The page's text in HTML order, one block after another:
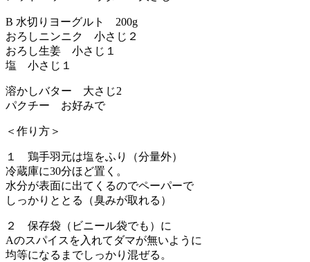
B 水切りヨーグルト 200g
おろしニンニク 小さじ２
おろし生姜 小さじ１
塩 小さじ１
溶かしバター 大さじ2
パクチー お好みで
＜作り方＞
１ 鶏手羽元は塩をふり（分量外）
冷蔵庫に30分ほど置く。
水分が表面に出てくるのでペーパーで
しっかりととる（臭みが取れる）
２ 保存袋（ビニール袋でも）に
Aのスパイスを入れてダマが無いように
均等になるまでしっかり混ぜる。